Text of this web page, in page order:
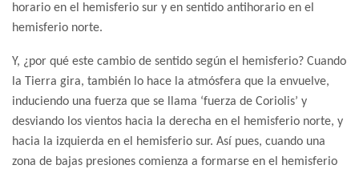
horario en el hemisferio sur y en sentido antihorario en el
hemisferio norte.
Y, ¿por qué este cambio de sentido según el hemisferio? Cuando
la Tierra gira, también lo hace la atmósfera que la envuelve,
induciendo una fuerza que se llama ‘fuerza de Coriolis’ y
desviando los vientos hacia la derecha en el hemisferio norte, y
hacia la izquierda en el hemisferio sur. Así pues, cuando una
zona de bajas presiones comienza a formarse en el hemisferio